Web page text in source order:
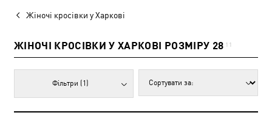
Жіночі кросівки у Харкові
ЖІНОЧІ КРОСІВКИ У ХАРКОВІ РОЗМІРУ 28 11
Фільтри (1)